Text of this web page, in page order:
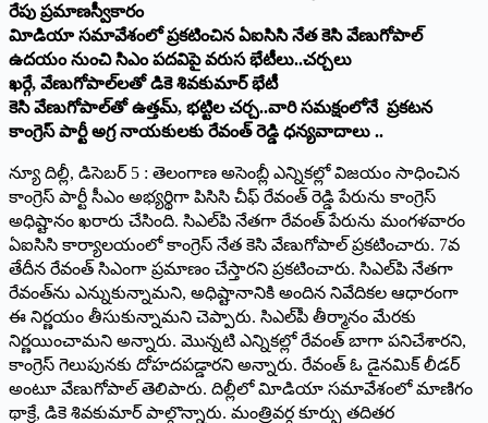
రేపు ప్రమాణస్వీకారం
విూడియా సమావేశంలో ప్రకటించిన ఏఐసిసి నేత కెసి వేణుగోపాల్‌
ఉదయం నుంచి సిఎం పదవిపై వరుస భేటీలు..చర్చలు
ఖర్గే, వేణుగోపాల్‌లతో డికె శివకుమార్‌ భేటీ
కెసి వేణుగోపాల్‌తో ఉత్తమ్‌, భట్టిల చర్చ..వారి సమక్షంలోనే ప్రకటన
కాంగ్రెస్‌ పార్టీ అగ్ర నాయకులకు రేవంత్‌ రెడ్డి ధన్యవాదాలు ..
న్యూ దిల్లీ, డిసెబర్‌ 5 : తెలంగాణ అసెంబ్లీ ఎన్నికల్లో విజయం సాధించిన
కాంగ్రెస్‌ పార్టీ సీఎం అభ్యర్థిగా పిసిసి చీఫ్‌ రేవంత్‌ రెడ్డి పేరును కాంగ్రెస్‌
అధిష్టానం ఖరారు చేసింది. సిఎల్‌పి నేతగా రేవంత్‌ పేరును మంగళవారం
ఏఐసిసి కార్యాలయంలో కాంగ్రెస్‌ నేత కెసి వేణుగోపాల్‌ ప్రకటించారు. 7వ
తేదీన రేవంత్‌ సిఎంగా ప్రమాణం చేస్తారని ప్రకటించారు. సిఎల్‌పి నేతగా
రేవంత్‌ను ఎన్నుకున్నామని, అధిష్టానానికి అందిన నివేదికల ఆధారంగా
ఈ నిర్ణయం తీసుకున్నామని చెప్పారు. సిఎల్‌పీ తీర్మానం మేరకు
నిర్ణయించామని అన్నారు. మొన్నటి ఎన్నికల్లో రేవంత్‌ బాగా పనిచేశారని,
కాంగ్రెస్‌ గెలుపునకు దోహదపడ్డారని అన్నారు. రేవంత్‌ ఓ డైనమిక్‌ లీడర్‌
అంటూ వేణుగోపాల్‌ తెలిపారు. దిల్లీలో విూడియా సమావేశంలో మాణిగం
థాక్రే, డికె శివకుమార్‌ పాల్గొన్నారు. మంత్రివర్గ కూర్పు తదితర